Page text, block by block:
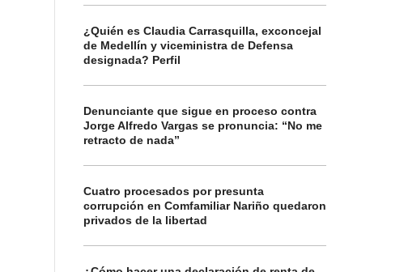
¿Quién es Claudia Carrasquilla, exconcejal
de Medellín y viceministra de Defensa
designada? Perfil
Denunciante que sigue en proceso contra
Jorge Alfredo Vargas se pronuncia: “No me
retracto de nada”
Cuatro procesados por presunta
corrupción en Comfamiliar Nariño quedaron
privados de la libertad